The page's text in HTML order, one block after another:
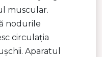
muscular.
nodurile
circulația
Aparatul